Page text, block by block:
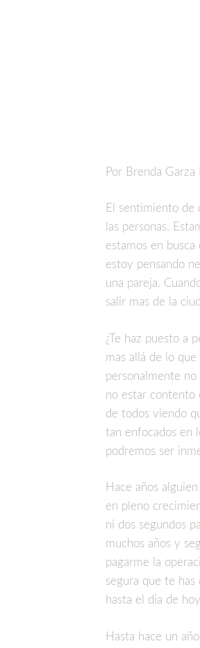
Por Brenda Garza
El sentimiento de
las personas.
estamos en
estoy pensando
una pareja.
salir mas de la
¿Te haz puesto a
mas allá de lo
personalmente
no estar contento
de todos viendo
tan enfocados en
podremos ser
Hace años
en pleno
ni dos segundos
muchos años y
pagarme la
segura que te
hasta el día de
Hasta hace un